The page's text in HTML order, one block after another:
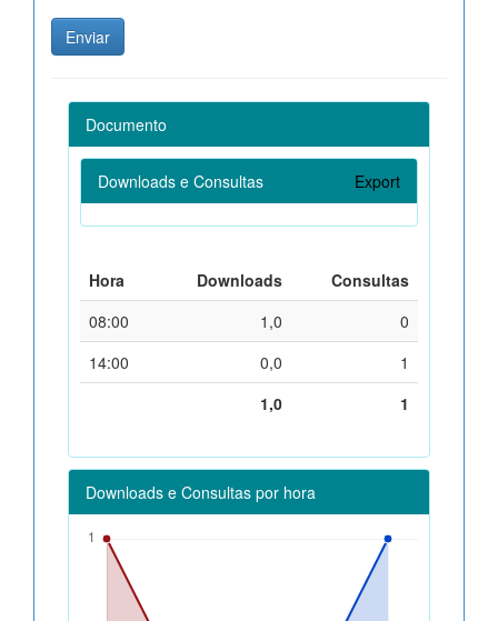
Documento
Downloads e Consultas Export
Hora Downloads
Consultas
08:00
1,0
0
14:00
0,0
1
1,0
1
Downloads e Consultas por hora